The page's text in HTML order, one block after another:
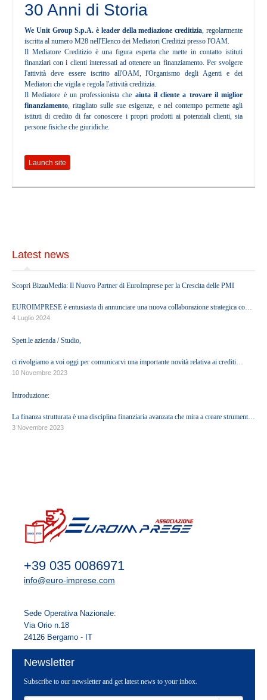
Organigramma
SERVICES
Servizi Itelligenza Artificiale per PMI
Corsi Formazione E-Learning
Risk Management Services
Ente Bilaterale : E.Bi.Conf.
Servizi di Organizzazione Contabile ed Amministrativa
Servizi regolamentari
Servizi Legali
Servizi di Consulenza per il Terzo Settore
Ultime notizie
HEADQUARTERS
RESERVED AREA
30 Anni di Storia
We Unit Group S.p.A. è leader della mediazione creditizia, regolarmente
iscritta al numero M28 nell'Elenco dei Mediatori Creditizi presso l'OAM.
Il Mediatore Creditizio è una figura esperta che mette in contatto istituti
finanziari con i clienti interessati ad ottenere un finanziamento. Per svolgere
l'attività deve essere iscritto all'OAM, l'Organismo degli Agenti e dei
Mediatori che vigila e regola l'attività creditizia.
Il Mediatore è un professionista che aiuta il cliente a trovare il miglior
finanziamento, ritagliato sulle sue esigenze, e nel contempo permette agli
istituti di credito di far conoscere i propri prodotti ai potenziali clienti, sia
persone fisiche che giuridiche.
Launch site
Latest news
Scopri BizauMedia: Il Nuovo Partner di EuroImprese per la Crescita delle PMI
EUROIMPRESE è entusiasta di annunciare una nuova collaborazione strategica con
BizauMedia, una società di Growth Partners.
4 Luglio 2024
Spett.le azienda / Studio,
ci rivolgiamo a voi oggi per comunicarvi una importante novità relativa ai crediti
d'Imposta generati dalle normative ascrivibili all'Eco-sisma Bonus, Superbonus e c.d.
10 Novembre 2023
Introduzione:
La finanza strutturata è una disciplina finanziaria avanzata che mira a creare strumenti
finanziari complessi per soddisfare le esigenze specifiche dei clienti. In questo
3 Novembre 2023
+39 035 0086971
info@euro-imprese.com
Sede Operativa Nazionale:
Via Orio n.18
24126 Bergamo - IT
Newsletter
Subscribe to our newsletter and get latest news to your inbox.